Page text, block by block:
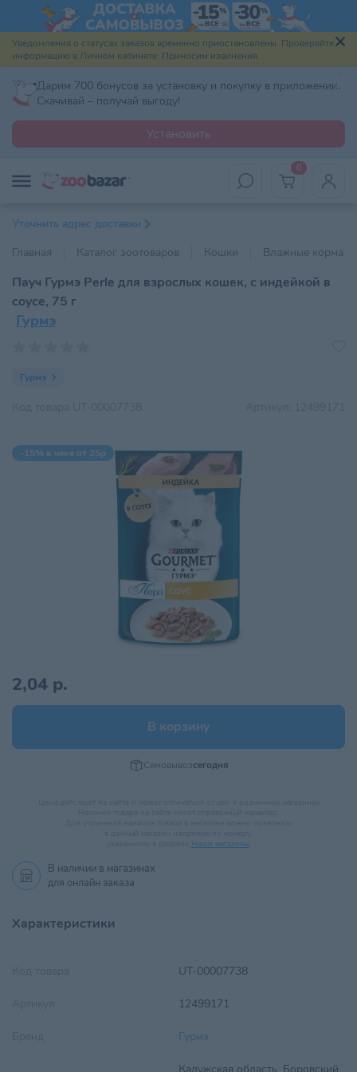
Уведомления о статусах заказов временно приостановлены. Проверяйте
информацию в Личном кабинете. Приносим извинения.
Дарим 700 бонусов за установку и покупку в приложении.
Скачивай – получай выгоду!
Установить
0
Уточнить адрес доставки
Главная
Каталог зоотоваров Кошки Влажные корма
Пауч Гурмэ Perle для взрослых кошек, с индейкой в
соусе, 75 г
Гурмэ
Гурмэ
-15% в чеке от 25р
2,04 р.
В корзину
Самовывозсегодня
Наши магазины.
В наличии в магазинах
для онлайн заказа
Характеристики
UT-00007738
12499171
Гурмэ